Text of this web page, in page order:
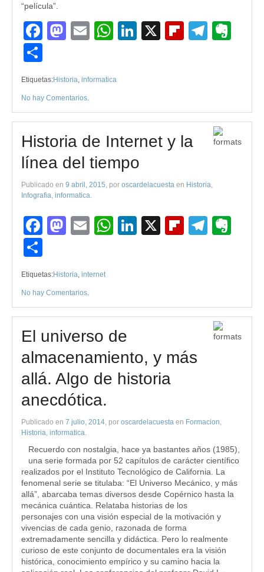
“película”.
Facebook
Mastodon
EmailWhatsApp
LinkedIn
X Flipboard
Etiquetas:Historia, informatica
No hay Comentarios.
Historia de Internet y la
línea del tiempo
Publicado en 9 abril, 2015, por oscardelacuesta en Historia,
Infografia, informatica.
Facebook
Mastodon
EmailWhatsApp
LinkedIn
X Flipboard
Etiquetas:Historia, internet
No hay Comentarios.
El universo de
almacenamiento, y más
allá. Algo de historia
anecdótica.
Publicado en 7 julio, 2014, por oscardelacuesta en Formacion,
Historia, informatica.
Recuerdo con nostalgia, hace ya bastantes años (1985),
una serie formada por 52 capítulos de carácter científico
realizados por el Instituto Tecnológico de California. La
fenomenal serie se titulaba: “El Universo Mecánico, y más
allá”, abarcaba temas diversos desde Copérnico hasta la
mecánica cuántica. Relataba historias de los
personajes con una visión especial de la motivación y
vivencias de cada genio, razonada de forma
extremadamente sencilla y didáctica. Pero lo realmente
curioso de este conjunto de documentales era la visión
histórica, conocimiento empírico y su camino hacia la